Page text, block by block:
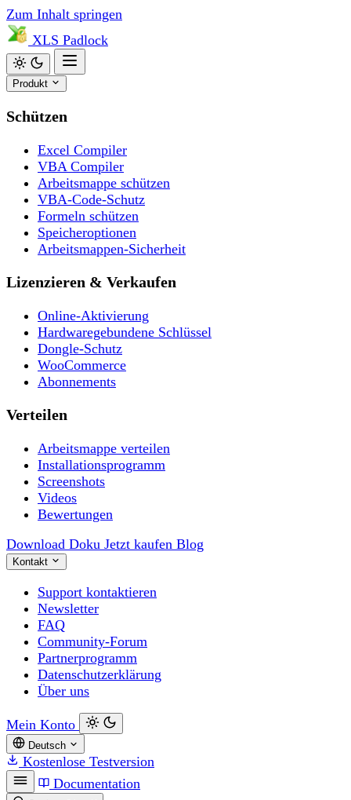
Zum Inhalt springen
XLS Padlock
Produkt
Schützen
Excel Compiler
VBA Compiler
Arbeitsmappe schützen
VBA-Code-Schutz
Formeln schützen
Speicheroptionen
Arbeitsmappen-Sicherheit
Lizenzieren & Verkaufen
Online-Aktivierung
Hardwaregebundene Schlüssel
Dongle-Schutz
WooCommerce
Abonnements
Verteilen
Arbeitsmappe verteilen
Installationsprogramm
Screenshots
Videos
Bewertungen
Download Doku Jetzt kaufen Blog
Kontakt
Support kontaktieren
Newsletter
FAQ
Community-Forum
Partnerprogramm
Datenschutzerklärung
Über uns
Mein Konto
Deutsch
Kostenlose Testversion
Documentation